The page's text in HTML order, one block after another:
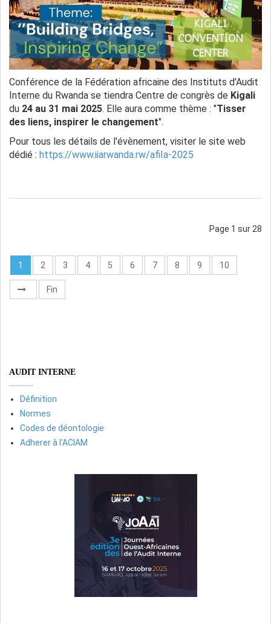
Conférence de la Fédération africaine des Instituts d'Audit
Interne du Rwanda se tiendra Centre de congrès de Kigali
du 24 au 31 mai 2025. Elle aura comme thème : "Tisser
des liens, inspirer le changement".
Pour tous les détails de l'évènement, visiter le site web
dédié : https://www.iiarwanda.rw/afiIa-2025
Page 1 sur 28
1 2 3 4 5 6 7 8 9 10
Fin
AUDIT INTERNE
Définition
Normes
Codes de déontologie
Adherer à l'ACIAM